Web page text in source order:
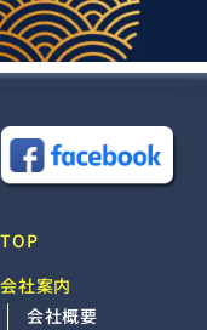
TOP
会社案内
会社概要